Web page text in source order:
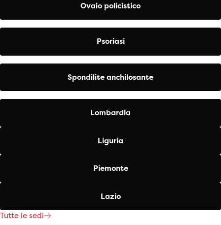
Ovaio policistico
Psoriasi
Spondilite anchilosante
Lombardia
Liguria
Piemonte
Lazio
Tutte le sedi